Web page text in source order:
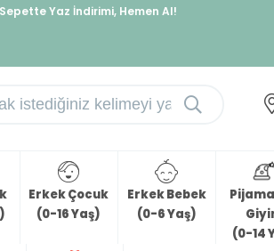
Yaz İndirimi, Hemen Al!
Erkek Çocuk
(0-16 Yaş)
Erkek Bebek
(0-6 Yaş)
(0-14